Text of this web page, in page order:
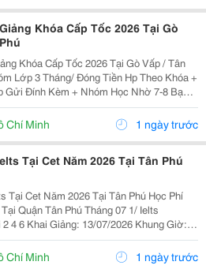
Khóa Cấp Tốc 2026 Tại Gò
Khóa Cấp Tốc 2026 Tại Gò Vấp / Tân
Gửi Đính Kèm + Nhóm Học Nhờ 7-8 Bạn/
Ielts Có Band Điểm Lộ Trình, Sách
Bám Sát + Chia Đều 4 Kỹ...
Chí Minh 1 ngày trước
Tại Cet Năm 2026 Tại Tân Phú
Cet Năm 2026 Tại Tân Phú Học Phí
Tân Phú Tháng 07 1/ Ielts
Khung Giờ:
Ký 2/ Ielts
Basic Tối 3 5 7 Khai...
Chí Minh 1 ngày trước